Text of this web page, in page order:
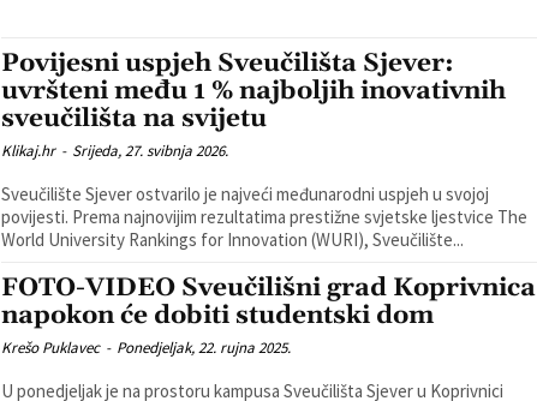
Povijesni uspjeh Sveučilišta Sjever:
uvršteni među 1 % najboljih inovativnih
sveučilišta na svijetu
Klikaj.hr - Srijeda, 27. svibnja 2026.
Sveučilište Sjever ostvarilo je najveći međunarodni uspjeh u svojoj
povijesti. Prema najnovijim rezultatima prestižne svjetske ljestvice The
World University Rankings for Innovation (WURI), Sveučilište...
FOTO-VIDEO Sveučilišni grad Koprivnica
napokon će dobiti studentski dom
Krešo Puklavec - Ponedjeljak, 22. rujna 2025.
U ponedjeljak je na prostoru kampusa Sveučilišta Sjever u Koprivnici